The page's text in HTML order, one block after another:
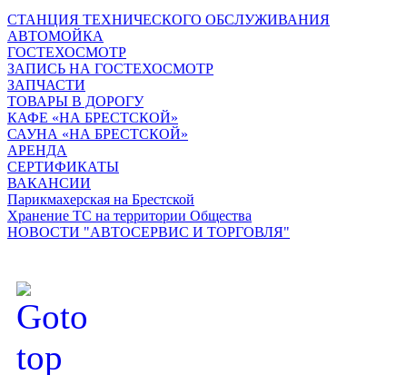
СТАНЦИЯ ТЕХНИЧЕСКОГО ОБСЛУЖИВАНИЯ
АВТОМОЙКА
ГОСТЕХОСМОТР
ЗАПИСЬ НА ГОСТЕХОСМОТР
ЗАПЧАСТИ
ТОВАРЫ В ДОРОГУ
КАФЕ «НА БРЕСТСКОЙ»
САУНА «НА БРЕСТСКОЙ»
АРЕНДА
СЕРТИФИКАТЫ
ВАКАНСИИ
Парикмахерская на Брестской
Хранение ТС на территории Общества
НОВОСТИ "АВТОСЕРВИС И ТОРГОВЛЯ"